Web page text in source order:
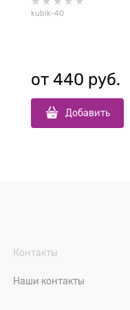
kubik-40
от440 руб.
Добавить
Контакты
Наши контакты